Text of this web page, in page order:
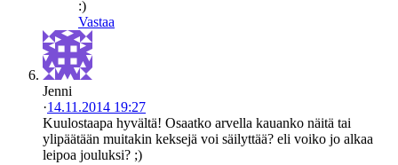
:)
Vastaa
Jenni
·14.11.2014 19:27
Kuulostaapa hyvältä! Osaatko arvella kauanko näitä tai
ylipäätään muitakin keksejä voi säilyttää? eli voiko jo alkaa
leipoa jouluksi? ;)